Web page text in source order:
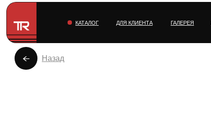
ГАЛЕРЕЯ
КАТАЛОГ ДЛЯ КЛИЕНТА
Назад